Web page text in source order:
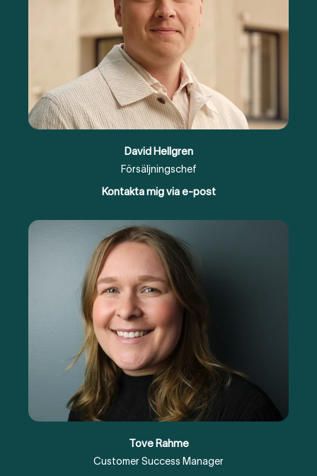
David Hellgren
Försäljningschef
Kontakta mig via e-post
Tove Rahme
Customer Success Manager